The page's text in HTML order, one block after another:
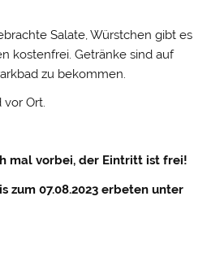
Salate, Würstchen gibt es
kostenfrei. Getränke sind auf
zu bekommen.
vor Ort.
mal vorbei, der Eintritt ist frei!
zum 07.08.2023 erbetenunter